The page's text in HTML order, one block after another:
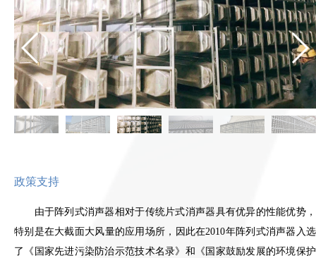
政策支持
由于阵列式消声器相对于传统片式消声器具有优异的性能优势，
特别是在大截面大风量的应用场所，因此在2010年阵列式消声器入选
了《国家先进污染防治示范技术名录》和《国家鼓励发展的环境保护